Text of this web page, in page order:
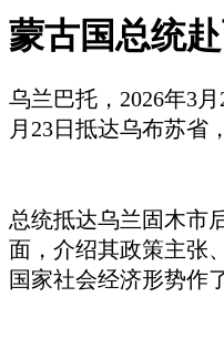
蒙古国总统
乌兰巴托， 2026年3
月23日抵达乌布苏省
总统抵达乌兰固木市
面，介绍其政策主张
国家社会经济形势作